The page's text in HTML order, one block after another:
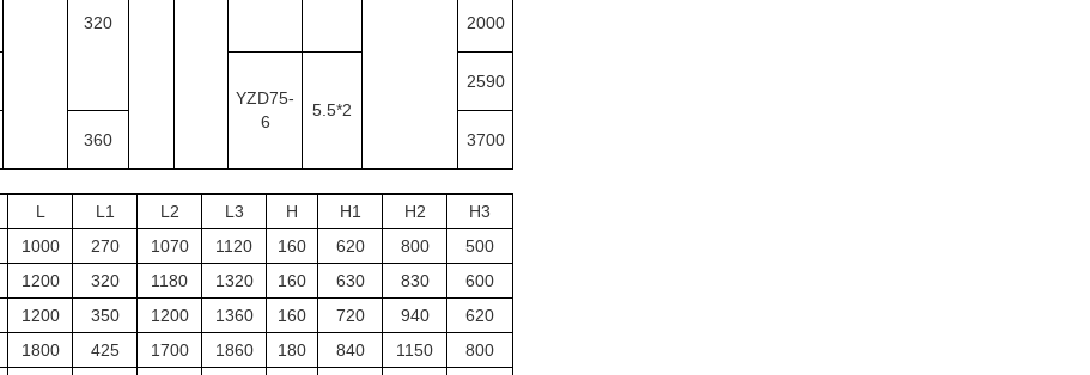
320 2000
YZD75-
6
5.5*2
2590
360 3700
L L1 L2 L3 H H1 H2
H3
1000 270 1070 1120 160 620 800
500
1200 320 1180 1320 160 630 830
600
1200 350 1200 1360 160 720 940
620
1800 425 1700 1860 180 840 1150
800